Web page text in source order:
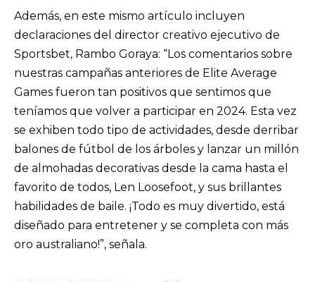
Además, en este mismo artículo incluyen
declaraciones del director creativo ejecutivo de
Sportsbet, Rambo Goraya: “Los comentarios sobre
nuestras campañas anteriores de Elite Average
Games fueron tan positivos que sentimos que
teníamos que volver a participar en 2024. Esta vez
se exhiben todo tipo de actividades, desde derribar
balones de fútbol de los árboles y lanzar un millón
de almohadas decorativas desde la cama hasta el
favorito de todos, Len Loosefoot, y sus brillantes
habilidades de baile. ¡Todo es muy divertido, está
diseñado para entretener y se completa con más
oro australiano!”, señala.